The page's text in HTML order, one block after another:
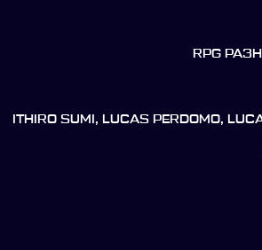
RPG
ITHIRO SUMI, LUCAS PERDOMO,